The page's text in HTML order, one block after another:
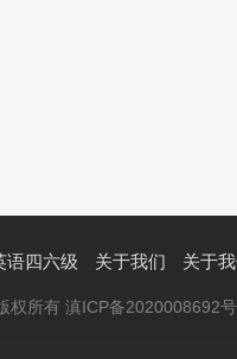
语四六级 关于我们 关于
所有 滇ICP备2020008692